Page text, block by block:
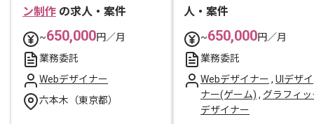
ン制作 の求人・案件
~650,000円／月
業務委託
Webデザイナー
六本木（東京都）
人・案件
~650,000円／月
業務委託
Webデザイナー , UIデザイ
ナー(ゲーム) , グラフィッ
デザイナー